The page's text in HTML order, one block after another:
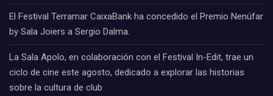
El Festival Terramar CaixaBank ha concedido el Premio Nenúfar
by Sala Joiers a Sergio Dalma.
La Sala Apolo, en colaboración con el Festival In-Edit, trae un
ciclo de cine este agosto, dedicado a explorar las historias
sobre la cultura de club